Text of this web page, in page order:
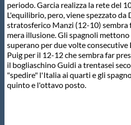
Cookie Policy
Archivio News
Flash News
periodo. Garcia realizza la rete del
L'equilibrio, pero, viene spezzato
stratosferico Manzi (12-10) sembra
mera illusione. Gli spagnoli
superano per due volte consecutive
Puig per il 12-12 che sembra far
il bogliaschino Guidi a trentasei
"spedire" l'Italia ai quarti e gli
quinto e l'ottavo posto.